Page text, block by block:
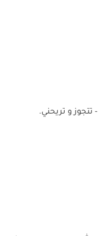
- تتجوز و تريحني.